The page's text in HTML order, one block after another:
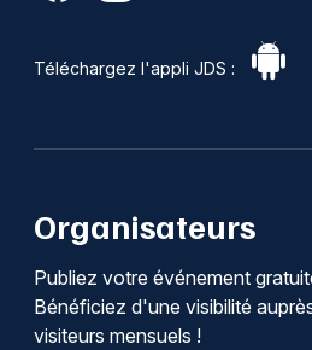
Téléchargez l'appli JDS :
Organisateurs
Publiez votre événement
Bénéficiez d'une visibilité
visiteurs mensuels !